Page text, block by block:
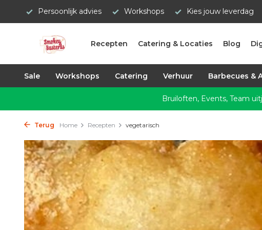
Persoonlijk advies Workshops Kies jouw leverdag
Recepten Catering & Locaties Blog
Sale Workshops Catering Verhuur Barbecues &
Bruiloften, Events, Team
Terug Home Recepten vegetarisch